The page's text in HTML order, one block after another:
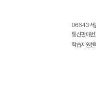
06643 서
통신판매
학습지원